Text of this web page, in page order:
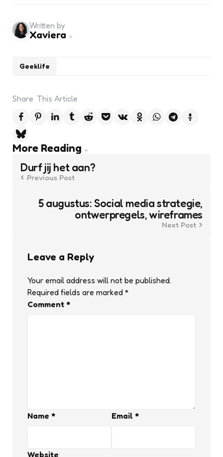
Geeklife
Written by
Xaviera
Share This Article
More Reading
Post
navigation
Durf jij het aan?
Previous Post
5 augustus: Social media strategie,
ontwerpregels, wireframes
Next Post
Leave a Reply
Your email address will not be published.
Required fields are marked *
Comment *
Name * Email *
Website